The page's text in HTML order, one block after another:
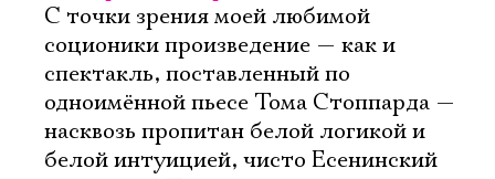
С точки зрения моей любимой
соционики произведение — как и
спектакль, поставленный по
одноимённой пьесе Тома Стоппарда —
насквозь пропитан белой логикой и
белой интуицией, чисто Есенинский